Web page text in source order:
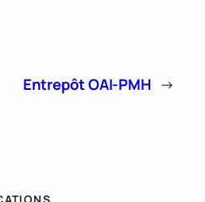
Entrepôt OAI-PMH →